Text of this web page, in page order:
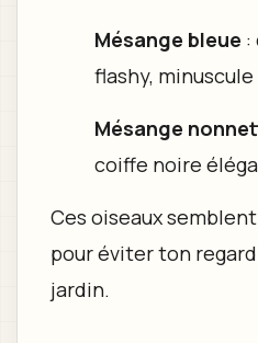
Mésange bleue :
flashy,
Mésange
coiffe noire
Ces oiseaux
pour éviter ton
jardin.